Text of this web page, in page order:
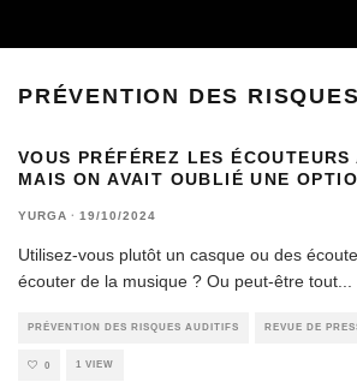
PRÉVENTION DES
VOUS PRÉFÉREZ LES ÉCOUTEURS
MAIS ON AVAIT OUBLIÉ UNE
YURGA · 19/10/2024
Utilisez-vous plutôt un casque ou des
écouter de la musique ? Ou peut-être tout
PRÉVENTION DES RISQUES AUDITIFS REVUE DE
0 1 VIEW